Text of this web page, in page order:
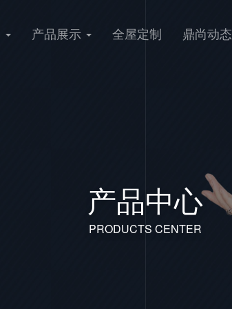
产品展示 全屋定制 鼎尚动态
产品中心
PRODUCTS CENTER